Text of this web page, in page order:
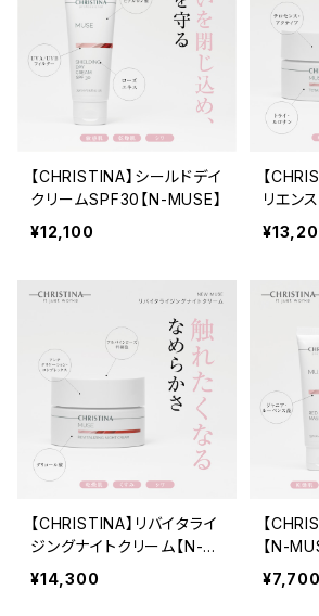
【CHRISTINA】シールドデイ
クリームSPF30【N-MUSE】
¥12,100
【
リエン
E】
【CHRISTINA】リバイタライ
ジングナイトクリーム【N-M
USE】
¥14,300
【
【N-
¥7,700